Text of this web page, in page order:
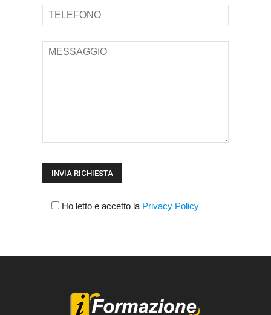
Ho letto e accetto la Privacy Policy